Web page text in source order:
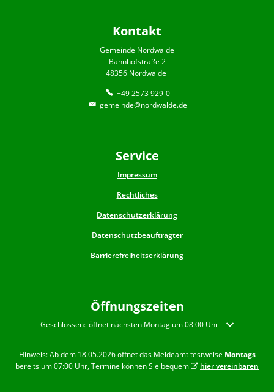
Kontakt
Gemeinde Nordwalde
Bahnhofstraße 2
48356 Nordwalde
+49 2573 929-0
gemeinde@nordwalde.de
Service
Impressum
Rechtliches
Datenschutzerklärung
Datenschutzbeauftragter
Barrierefreiheitserklärung
Öffnungszeiten
Klicken, um weitere Öffnungs- oder Schließzeiten auszublenden
Geschlossen: öffnet nächsten Montag um 08:00 Uhr
Hinweis: Ab dem 18.05.2026 öffnet das Meldeamt testweise Montags
bereits um 07:00 Uhr, Termine können Sie bequem
hier vereinbaren